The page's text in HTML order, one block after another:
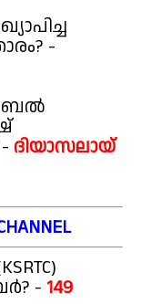
-
ദിയാസലായ്
- 149